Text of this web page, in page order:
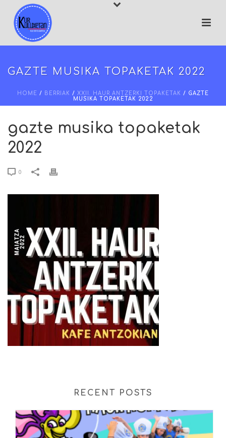
GAZTE MUSIKA TOPAKETAK 2022
HOME / BERRIAK / XXII. HAUR ANTZERKI TOPAKETAK / GAZTE
MUSIKA TOPAKETAK 2022
gazte musika topaketak
2022
0
RECENT POSTS